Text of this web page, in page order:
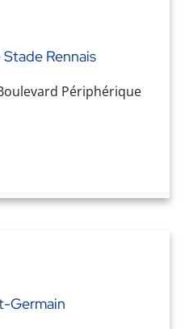
Rennais
Périphérique
Germain